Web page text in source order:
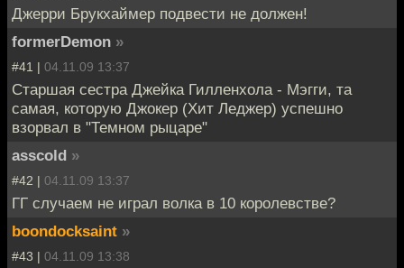
Джерри Брукхаймер подвести не должен!
formerDemon »
#41 | 04.11.09 13:37
Старшая сестра Джейка Гилленхола - Мэгги, та
самая, которую Джокер (Хит Леджер) успешно
взорвал в "Темном рыцаре"
asscold »
#42 | 04.11.09 13:37
ГГ случаем не играл волка в 10 королевстве?
boondocksaint »
#43 | 04.11.09 13:38